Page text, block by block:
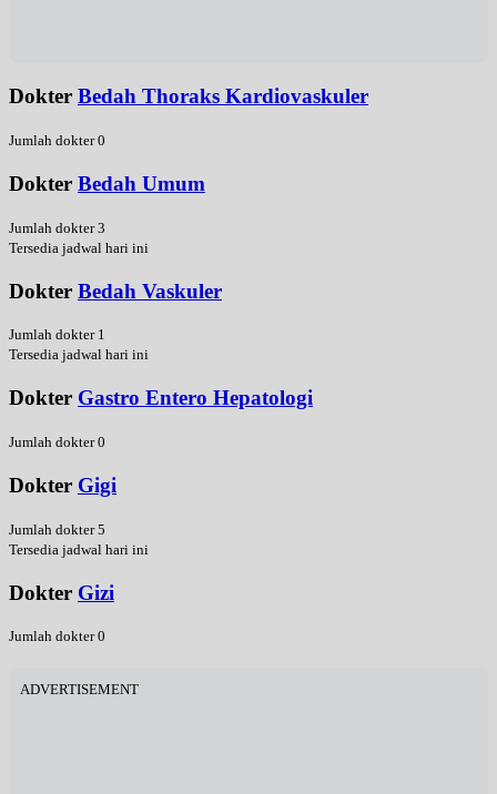
Dokter Bedah Thoraks Kardiovaskuler
Jumlah dokter 0
Dokter Bedah Umum
Jumlah dokter 3
Tersedia jadwal hari ini
Dokter Bedah Vaskuler
Jumlah dokter 1
Tersedia jadwal hari ini
Dokter Gastro Entero Hepatologi
Jumlah dokter 0
Dokter Gigi
Jumlah dokter 5
Tersedia jadwal hari ini
Dokter Gizi
Jumlah dokter 0
ADVERTISEMENT